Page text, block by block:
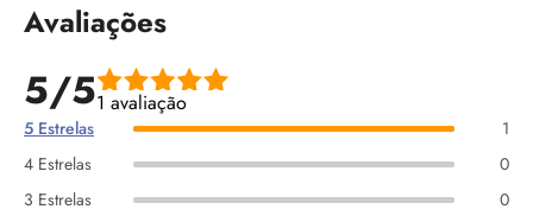
Avaliações
5/51 avaliação
5 Estrelas
1
4 Estrelas
0
3 Estrelas
0